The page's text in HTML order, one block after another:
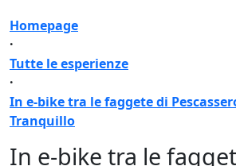
Homepage
·
Tutte le esperienze
·
In e-bike tra le faggete di
Tranquillo
In e-bike tra le